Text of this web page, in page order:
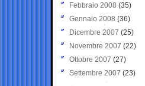
Febbraio 2008 (35)
Gennaio 2008 (36)
Dicembre 2007 (25)
Novembre 2007 (22)
Ottobre 2007 (27)
Settembre 2007 (23)